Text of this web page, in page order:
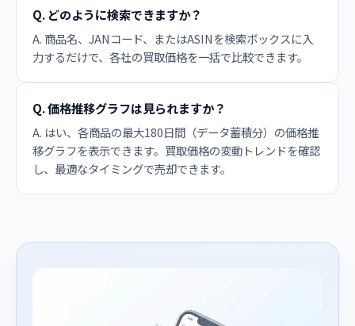
Q. どのように検索できますか？
A. 商品名、JANコード、またはASINを検索ボックスに入
力するだけで、各社の買取価格を一括で比較できます。
Q. 価格推移グラフは見られますか？
A. はい、各商品の最大180日間（データ蓄積分）の価格推
移グラフを表示できます。買取価格の変動トレンドを確認
し、最適なタイミングで売却できます。